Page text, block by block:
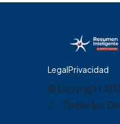
© Copyright
| Todos los
LegalPrivacidad